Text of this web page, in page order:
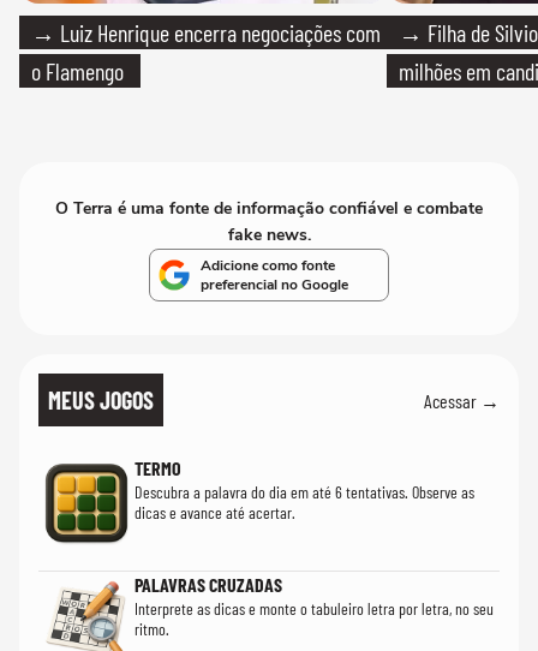
→ Luiz Henrique encerra negociações com
o Flamengo
→ Filha de Silvio
milhões em
O Terra é uma fonte de informação confiável e combate
fake news.
Adicione como fonte
preferencial no Google
MEUS JOGOS Acessar →
TERMO
Descubra a palavra do dia em até 6 tentativas. Observe as
dicas e avance até acertar.
PALAVRAS CRUZADAS
Interprete as dicas e monte o tabuleiro letra por letra, no seu
ritmo.